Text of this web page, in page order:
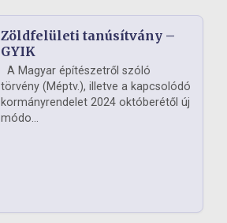
Zöldfelületi tanúsítvány –
GYIK
A Magyar építészetről szóló
törvény (Méptv.), illetve a kapcsolódó
kormányrendelet 2024 októberétől új
módo...